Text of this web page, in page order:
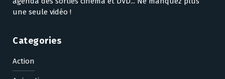
une seule vidéo !
Categories
Action